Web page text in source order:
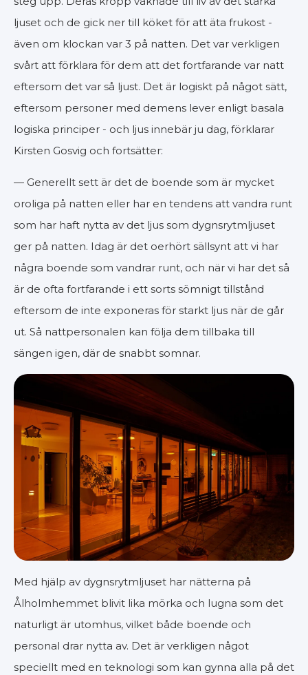
ljuset och de gick ner till köket för att äta frukost -
även om klockan var 3 på natten. Det var verkligen
svårt att förklara för dem att det fortfarande var natt
eftersom det var så ljust. Det är logiskt på något sätt,
eftersom personer med demens lever enligt basala
logiska principer - och ljus innebär ju dag, förklarar
Kirsten Gosvig och fortsätter:
— Generellt sett är det de boende som är mycket
oroliga på natten eller har en tendens att vandra runt
som har haft nytta av det ljus som dygnsrytmljuset
ger på natten. Idag är det oerhört sällsynt att vi har
några boende som vandrar runt, och när vi har det så
är de ofta fortfarande i ett sorts sömnigt tillstånd
eftersom de inte exponeras för starkt ljus när de går
ut. Så nattpersonalen kan följa dem tillbaka till
sängen igen, där de snabbt somnar.
Med hjälp av dygnsrytmljuset har nätterna på
Ålholmhemmet blivit lika mörka och lugna som det
naturligt är utomhus, vilket både boende och
personal drar nytta av. Det är verkligen något
speciellt med en teknologi som kan gynna alla på det